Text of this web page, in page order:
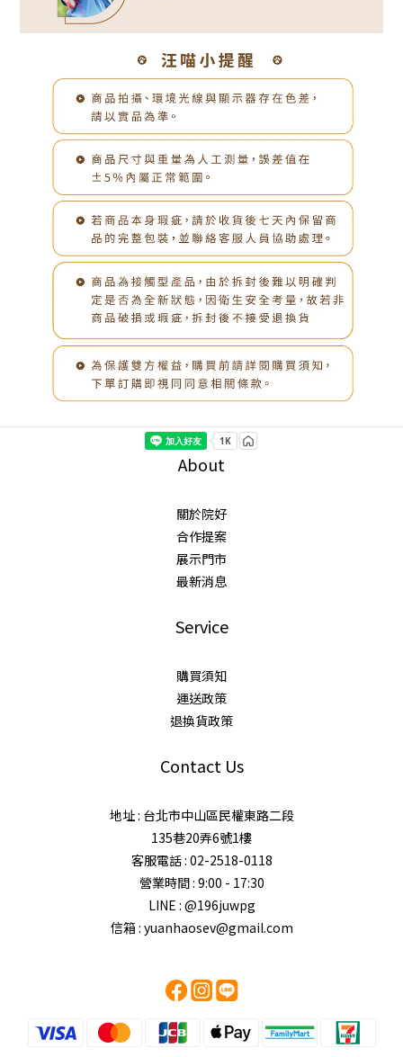
About
關於院好
合作提案
展示門市
最新消息
Service
購買須知
運送政策
退換貨政策
Contact Us
地址 : 台北市中山區民權東路二段
135巷20弄6號1樓
客服電話 : 02-2518-0118
營業時間 : 9:00 - 17:30
LINE : @196juwpg
信箱 : yuanhaosev@gmail.com